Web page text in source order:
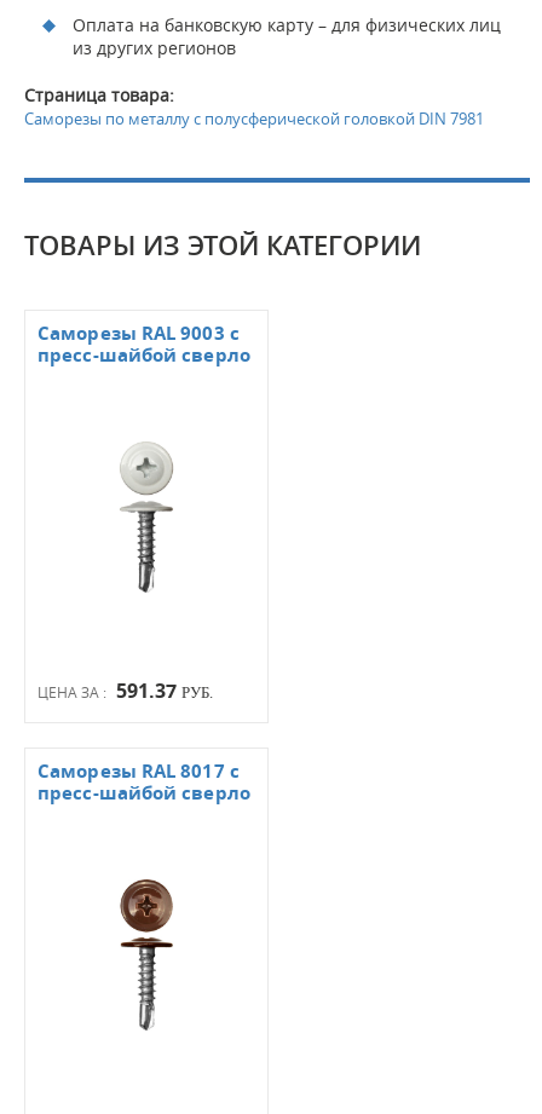
Оплата на банковскую карту – для физических лиц
из других регионов
Страница товара:
Саморезы по металлу с полусферической головкой DIN 7981
ТОВАРЫ ИЗ ЭТОЙ КАТЕГОРИИ
ЦЕНА ЗА : 591.37 РУБ.
Саморезы RAL 9003 с
пресс-шайбой сверло
Саморезы RAL 8017 с
пресс-шайбой сверло